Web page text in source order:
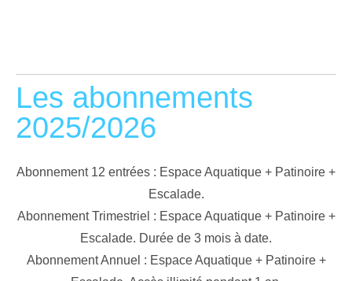
Les abonnements
2025/2026
Abonnement 12 entrées : Espace Aquatique + Patinoire +
Escalade.
Abonnement Trimestriel : Espace Aquatique + Patinoire +
Escalade. Durée de 3 mois à date.
Abonnement Annuel : Espace Aquatique + Patinoire +